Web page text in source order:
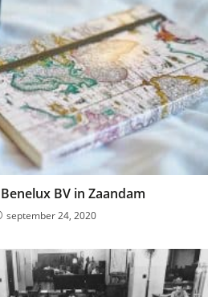
BV in Zaandam
september 24, 2020